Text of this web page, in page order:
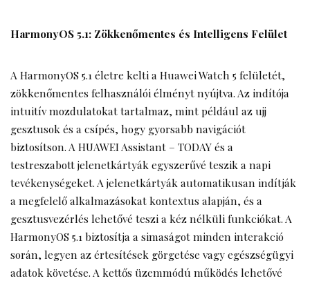
HarmonyOS 5.1: Zökkenőmentes és Intelligens Felület
A HarmonyOS 5.1 életre kelti a Huawei Watch 5 felületét,
zökkenőmentes felhasználói élményt nyújtva. Az indítója
intuitív mozdulatokat tartalmaz, mint például az ujj
gesztusok és a csípés, hogy gyorsabb navigációt
biztosítson. A HUAWEI Assistant – TODAY és a
testreszabott jelenetkártyák egyszerűvé teszik a napi
tevékenységeket. A jelenetkártyák automatikusan indítják
a megfelelő alkalmazásokat kontextus alapján, és a
gesztusvezérlés lehetővé teszi a kéz nélküli funkciókat. A
HarmonyOS 5.1 biztosítja a simaságot minden interakció
során, legyen az értesítések görgetése vagy egészségügyi
adatok követése. A kettős üzemmódú működés lehetővé